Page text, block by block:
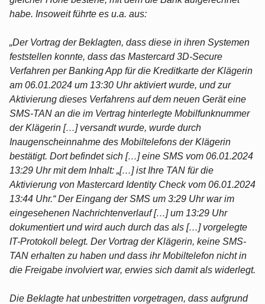
habe. Insoweit führte es u.a. aus:
„Der Vortrag der Beklagten, dass diese in ihren Systemen
feststellen konnte, dass das Mastercard 3D-Secure
Verfahren per Banking App für die Kreditkarte der Klägerin
am 06.01.2024 um 13:30 Uhr aktiviert wurde, und zur
Aktivierung dieses Verfahrens auf dem neuen Gerät eine
SMS-TAN an die im Vertrag hinterlegte Mobilfunknummer
der Klägerin […] versandt wurde, wurde durch
Inaugenscheinnahme des Mobiltelefons der Klägerin
bestätigt. Dort befindet sich […] eine SMS vom 06.01.2024
13:29 Uhr mit dem Inhalt: „[…] ist Ihre TAN für die
Aktivierung von Mastercard Identity Check vom 06.01.2024
13:44 Uhr.“ Der Eingang der SMS um 3:29 Uhr war im
eingesehenen Nachrichtenverlauf […] um 13:29 Uhr
dokumentiert und wird auch durch das als […] vorgelegte
IT-Protokoll belegt. Der Vortrag der Klägerin, keine SMS-
TAN erhalten zu haben und dass ihr Mobiltelefon nicht in
die Freigabe involviert war, erwies sich damit als widerlegt.
Die Beklagte hat unbestritten vorgetragen, dass aufgrund